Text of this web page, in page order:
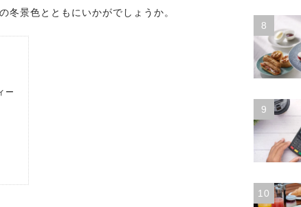
景色とともにいかがでしょうか。
ー